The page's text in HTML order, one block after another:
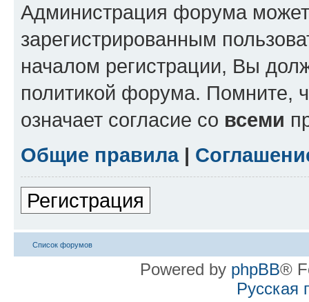
Администрация форума может
зарегистрированным
началом регистрации, Вы
политикой форума. Помните,
означает согласие со всеми
Общие правила|
Регистрация
Список форумов
Powered by phpBB®
Русская